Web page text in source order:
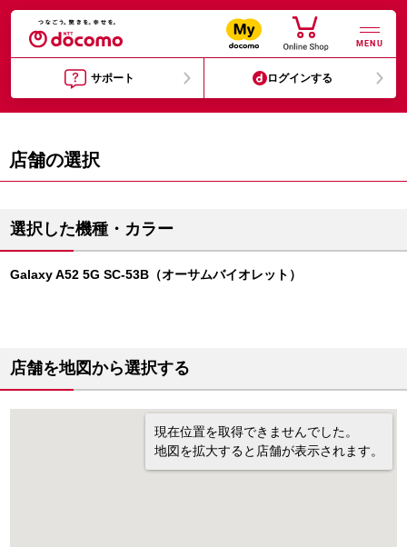
MENU
サポート ログインする
店舗の選択
選択した機種・カラー
Galaxy A52 5G SC-53B（オーサムバイオレット）
店舗を地図から選択する
現在位置を取得できませんでした。
地図を拡大すると店舗が表示されます。